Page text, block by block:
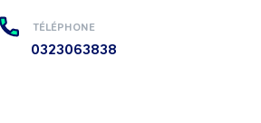
TÉLÉPHONE
0323063838